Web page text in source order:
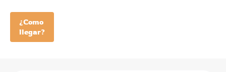
¿Como
llegar?